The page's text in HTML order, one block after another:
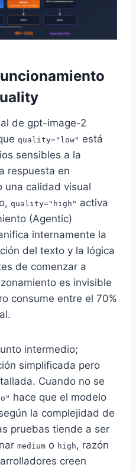
de gpt-image-2
quality="low" está
sensibles a la
respuesta en
una calidad visual
quality="high" activa
(Agentic)
internamente la
del texto y la lógica
de comenzar a
es invisible
consume entre el 70%
intermedio;
simplificada pero
Cuando no se
hace que el modelo
la complejidad de
pruebas tiende a ser
medium o high , razón
creen